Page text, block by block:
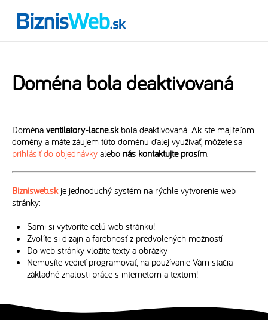
Doména bola deaktivovaná
Doména ventilatory-lacne.skbola deaktivovaná. Ak ste majiteľom
domény a máte záujem túto doménu ďalej využívať, môžete sa
prihlásiť do objednávky alebo nás kontaktujte prosím.
Biznisweb.skje jednoduchý systém na rýchle vytvorenie web
stránky:
Sami si vytvoríte celú web stránku!
Zvolíte si dizajn a farebnosť z predvolených možností
Do web stránky vložíte texty a obrázky
Nemusíte vedieť programovať, na používanie Vám stačia
základné znalosti práce s internetom a textom!